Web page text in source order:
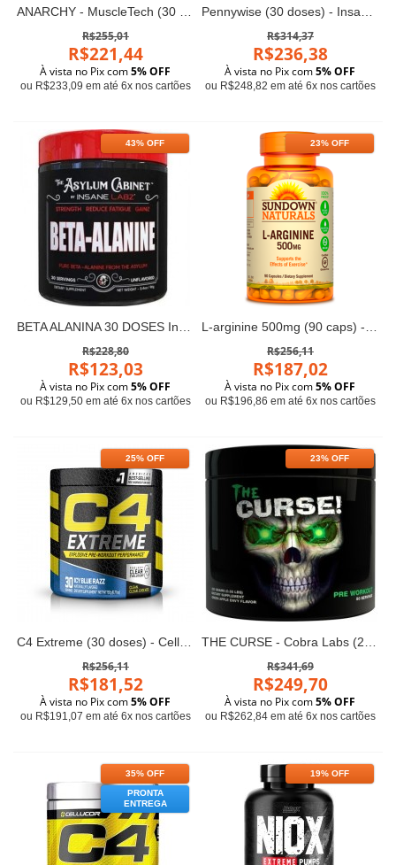
ANARCHY - MuscleTech (30 doses)
R$255,01
R$221,44
À vista no Pix com5% OFF
ou R$233,09 em até 6x nos cartões
Pennywise (30 doses) - Insane Labz
R$314,37
R$236,38
À vista no Pix com5% OFF
ou R$248,82 em até 6x nos cartões
43% OFF
BETA ALANINA 30 DOSES Insane Labz
R$228,80
R$123,03
À vista no Pix com5% OFF
ou R$129,50 em até 6x nos cartões
23% OFF
L-arginine 500mg (90 caps) - Sundown Naturals
R$256,11
R$187,02
À vista no Pix com5% OFF
ou R$196,86 em até 6x nos cartões
25% OFF
C4 Extreme (30 doses) - Cellucor
R$256,11
R$181,52
À vista no Pix com5% OFF
ou R$191,07 em até 6x nos cartões
23% OFF
THE CURSE - Cobra Labs (250g)
R$341,69
R$249,70
À vista no Pix com5% OFF
ou R$262,84 em até 6x nos cartões
35% OFF
PRONTA
ENTREGA
19% OFF